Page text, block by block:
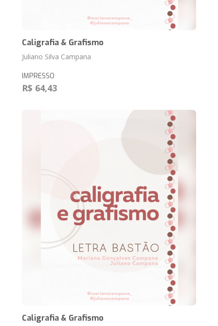
Caligrafia & Grafismo
Juliano Silva Campana
IMPRESSO
R$ 64,43
Caligrafia & Grafismo